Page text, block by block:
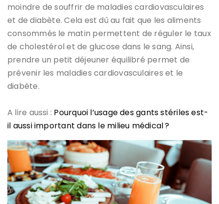
moindre de souffrir de maladies cardiovasculaires
et de diabète. Cela est dû au fait que les aliments
consommés le matin permettent de réguler le taux
de cholestérol et de glucose dans le sang. Ainsi,
prendre un petit déjeuner équilibré permet de
prévenir les maladies cardiovasculaires et le
diabète.
A lire aussi : Pourquoi l’usage des gants stériles est-
il aussi important dans le milieu médical ?